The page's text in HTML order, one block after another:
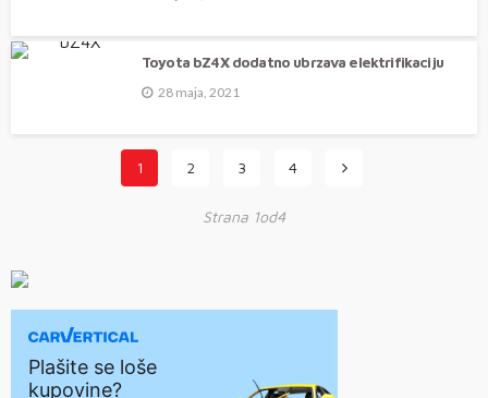
Toyota bZ4X dodatno ubrzava elektrifikaciju
28 maja, 2021
1 2 3 4
Strana 1od4